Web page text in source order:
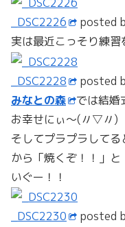
_DSC2226 posted
実は最近こっそり練習
_DSC2228 posted
みなとの森
では結婚
お幸せにぃ～(〃▽〃)
そしてプラプラして
から「焼くぞ！！」と
いぐー！！
_DSC2230 posted